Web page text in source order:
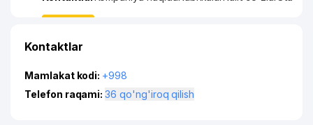
Kontaktlar
Mamlakat kodi: +998
Telefon raqami:
36 qo'ng'iroq qilish